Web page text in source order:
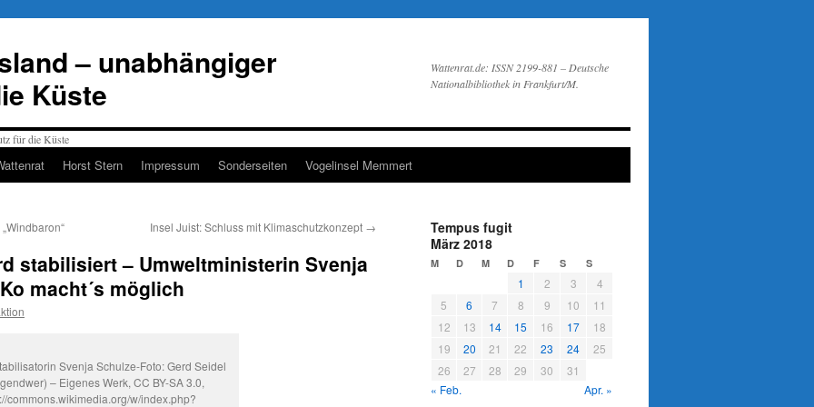
– unabhängiger
Küste
Wattenrat.de: ISSN 2199-881 – Deutsche
Nationalbibliothek in Frankfurt/M.
Horst Stern Impressum Sonderseiten Vogelinsel Memmert
Insel Juist: Schluss mit Klimaschutzkonzept →
stabilisiert – Umweltministerin Svenja
macht´s möglich
Svenja Schulze-Foto: Gerd Seidel
– Eigenes Werk, CC BY-SA 3.0,
commons.wikimedia.org/w/index.php?
Tempus fugit
März 2018
M D M D F S S
1 2 3
4
5
6 7 8 9 10
11
12
13 14 15 16 17
18
19
20 21 22 23 24
25
26
27 28 29 30
31
« Feb.
Apr. »